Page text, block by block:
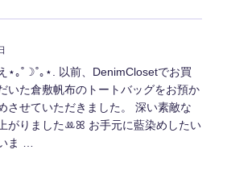
⋆｡˚☽˚｡⋆. 以前、DenimClosetでお買
いた倉敷帆布のトートバッグをお預か
させていただきました。 深い素敵な
がりましたꔛ‬ꕤ お手元に藍染めしたい
ま …